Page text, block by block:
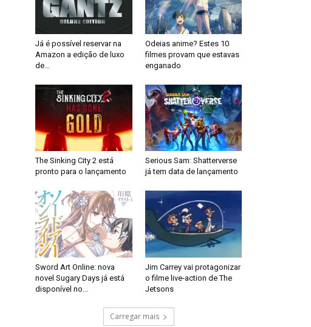
Já é possível reservar na
Amazon a edição de luxo
de...
Odeias anime? Estes 10
filmes provam que estavas
enganado
The Sinking City 2 está
pronto para o lançamento
Serious Sam: Shatterverse
já tem data de lançamento
Sword Art Online: nova
novel Sugary Days já está
disponível no...
Jim Carrey vai protagonizar
o filme live-action de The
Jetsons
Carregar mais